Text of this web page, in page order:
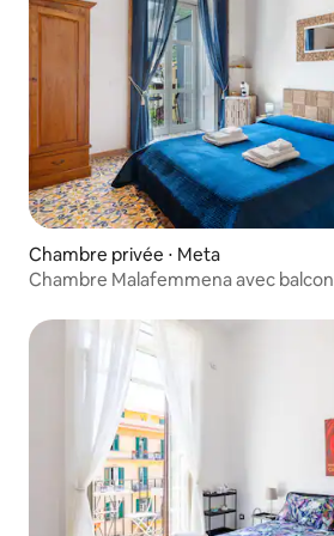
Chambre privée ⋅ Meta
Chambre Malafemmena avec balcon